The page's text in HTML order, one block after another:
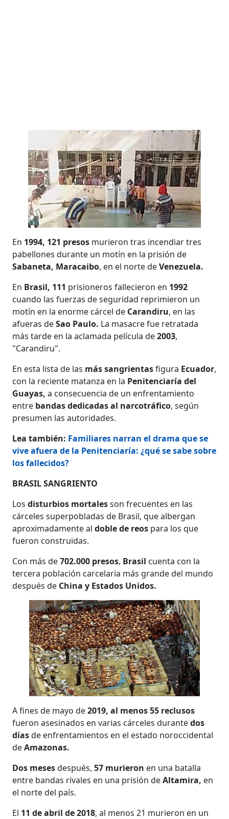
En 1994, 121 presos murieron tras incendiar tres
pabellones durante un motín en la prisión de
Sabaneta, Maracaibo, en el norte deVenezuela.
En Brasil, 111 prisioneros fallecieron en 1992
cuando las fuerzas de seguridad reprimieron un
motín en la enorme cárcel de Carandiru, en las
afueras deSao Paulo. La masacre fue retratada
más tarde en la aclamada película de2003,
"Carandiru".
En esta lista de las más sangrientasfigura Ecuador,
con la reciente matanza en la Penitenciaría del
Guayas, a consecuencia de un enfrentamiento
entre bandas dedicadas al narcotráfico, según
presumen las autoridades.
Lea también: Familiares narran el drama que se
vive afuera de la Penitenciaría: ¿qué se sabe sobre
los fallecidos?
BRASIL SANGRIENTO
Losdisturbios mortalesson frecuentes en las
cárceles superpobladas de Brasil, que albergan
aproximadamente aldoble de reos para los que
fueron construidas.
Con más de702.000 presos, Brasil cuenta con la
tercera población carcelaria más grande del mundo
después de China y Estados Unidos.
A fines de mayo de2019, al menos 55 reclusos
fueron asesinados en varias cárceles durantedos
díasde enfrentamientos en el estado noroccidental
deAmazonas.
Dos mesesdespués,57 murieron en una batalla
entre bandas rivales en una prisión deAltamira, en
el norte del país.
El 11 de abril de 2018, al menos 21 murieron en un